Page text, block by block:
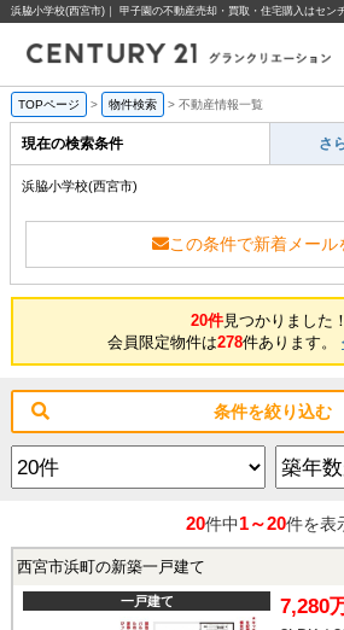
浜脇小学校(西宮市)｜ 甲子園の不動産売却・買取・住宅購入はセン
TOPページ > 物件検索 > 不動産情報一覧
現在の検索条件 さ
浜脇小学校(西宮市)
この条件で新着メール
20件見つかりました！
会員限定物件は278件あります。
条件を絞り込む
20件中1～20件を表
西宮市浜町の新築一戸建て
一戸建て 7,280